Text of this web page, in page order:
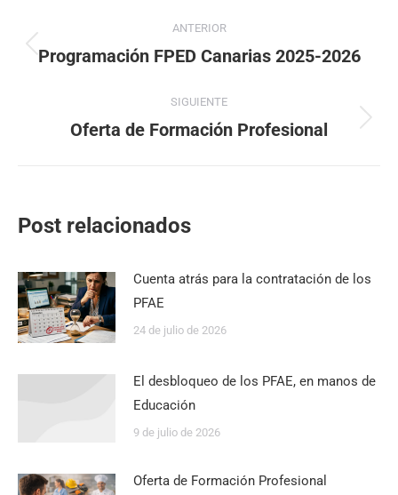
ANTERIOR
Programación FPED Canarias 2025-2026
SIGUIENTE
Oferta de Formación Profesional
Post relacionados
Cuenta atrás para la contratación de los
PFAE
24 de julio de 2026
El desbloqueo de los PFAE, en manos de
Educación
9 de julio de 2026
Oferta de Formación Profesional